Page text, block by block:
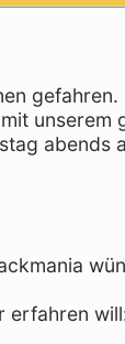
gefahren.
abends
erfahren